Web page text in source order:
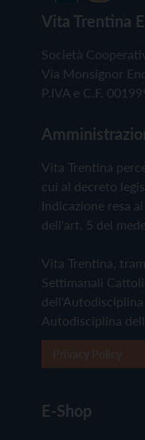
Vita Trentina
Società
Via Monsignor
P.IVA e C.F.
Vita Trentina
cui al decreto
Indicazione resa
dell'art. 5 del
Vita Trentina,
Settimanali
Autodisciplina
E-Shop